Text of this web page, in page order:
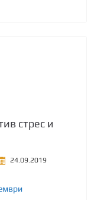
стрес и
24.09.2019